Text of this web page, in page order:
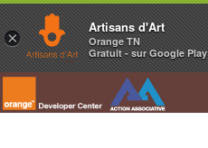
×
Artisans d'Art
Orange TN
Gratuit - sur Google Play